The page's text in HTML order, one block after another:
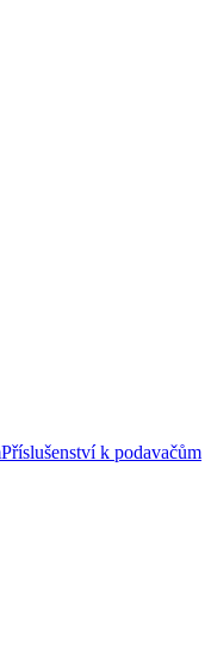
Příslušenství k podavačům